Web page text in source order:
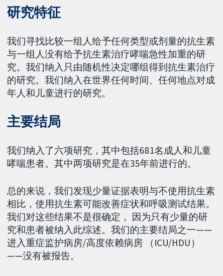
研究特征
我们寻找比较一组人给予任何类型或剂量的抗生素
与一组人没有给予抗生素治疗哮喘急性加重的研
究。我们纳入只由随机性决定哪组得到抗生素治疗
的研究。我们纳入在世界任何时间、任何地点对成
年人和儿童进行的研究。
主要结局
我们纳入了六项研究，其中包括681名成人和儿童
哮喘患者。其中两项研究是在35年前进行的。
总的来说，我们发现少量证据表明与不使用抗生素
相比，使用抗生素可能改善症状和呼吸测试结果。
我们对这些结果不是很确定， 因为只有少量的研
究和患者被纳入此综述。我们的主要结局之一——
进入重症监护病房/高度依赖病房 （ICU/HDU）
——没有被报告。